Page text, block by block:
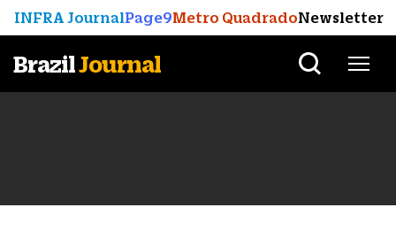
INFRA JournalPage9Metro QuadradoNewsletter
BrazilJournal